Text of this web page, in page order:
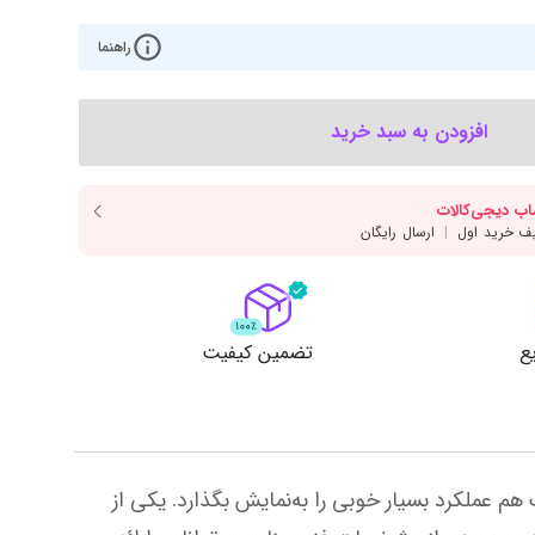
نمایش همه محصولات
گرافیک
تغذیه (پاور)
راهنما
افزودن به سبد خرید
تضمین کیفیت